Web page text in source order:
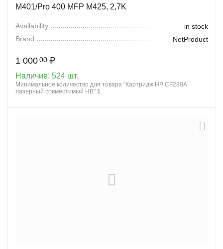
M401/Pro 400 MFP M425, 2,7K
Availability
in stock
Brand
NetProduct
1 000 00 ₽
Наличие: 524 шт.
Минимальное количество для товара "Картридж HP CF280A
лазерный совместимый HB" 1.